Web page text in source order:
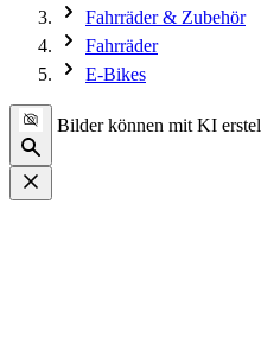
Fahrräder & Zubehör
Fahrräder
E-Bikes
Bilder können mit KI